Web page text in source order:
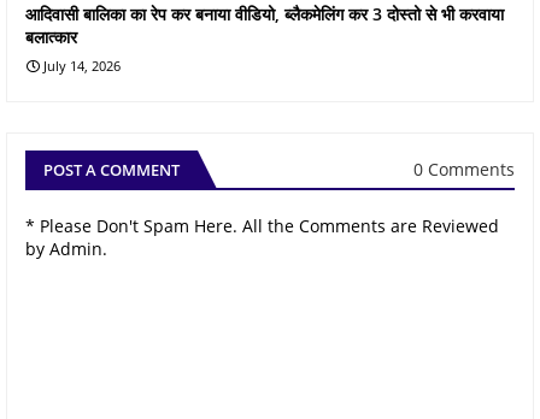
आदिवासी बालिका का रेप कर बनाया वीडियो, ब्लैकमेलिंग कर 3 दोस्तो से भी करवाया
बलात्कार
July 14, 2026
POST A COMMENT 0 Comments
* Please Don't Spam Here. All the Comments are Reviewed
by Admin.